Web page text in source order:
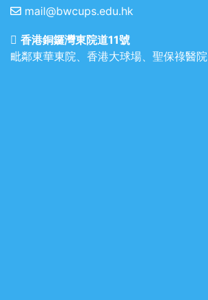
mail@bwcups.edu.hk
香港銅鑼灣東院道11號
毗鄰東華東院、香港大球場、聖保祿醫院